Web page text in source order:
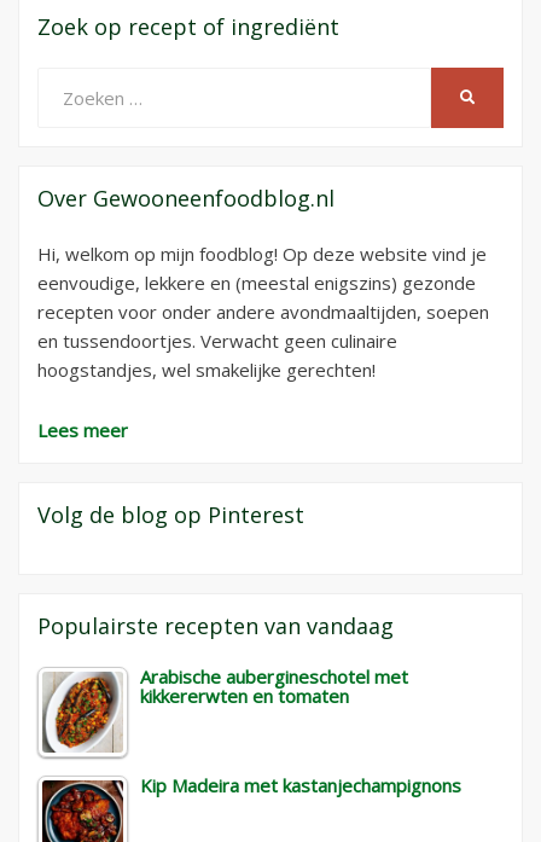
Zoek op recept of ingrediënt
naar:
Over Gewooneenfoodblog.nl
Hi, welkom op mijn foodblog! Op deze website vind je
eenvoudige, lekkere en (meestal enigszins) gezonde
recepten voor onder andere avondmaaltijden, soepen
en tussendoortjes. Verwacht geen culinaire
hoogstandjes, wel smakelijke gerechten!
Lees meer
Volg de blog op Pinterest
Populairste recepten van vandaag
Arabische aubergineschotel met
kikkererwten en tomaten
Kip Madeira met kastanjechampignons